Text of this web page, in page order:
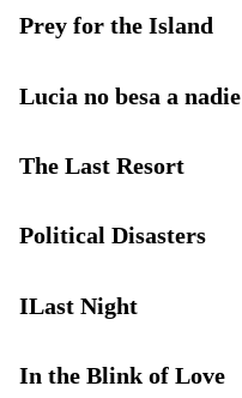
Prey for the Island
Lucia no besa a nadie
The Last Resort
Political Disasters
ILast Night
In the Blink of Love